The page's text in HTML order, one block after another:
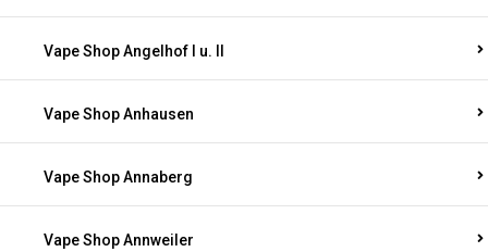
Vape Shop Angelhof I u. II
Vape Shop Anhausen
Vape Shop Annaberg
Vape Shop Annweiler